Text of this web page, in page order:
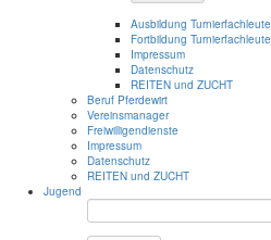
Ausbildung Turnierfachleute
Fortbildung Turnierfachleute
Impressum
Datenschutz
REITEN und ZUCHT
Beruf Pferdewirt
Vereinsmanager
Freiwilligendienste
Impressum
Datenschutz
REITEN und ZUCHT
Jugend